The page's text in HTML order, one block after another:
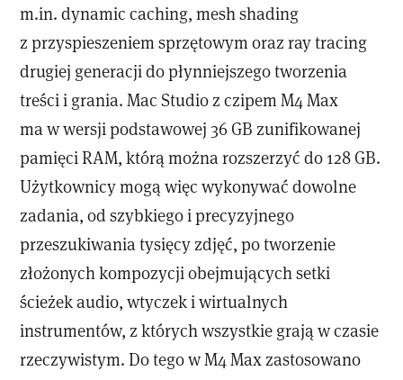
m.in. dynamic caching, mesh shading
z przyspieszeniem sprzętowym oraz ray tracing
drugiej generacji do płynniejszego tworzenia
treści i grania. Mac Studio z czipem M4 Max
ma w wersji podstawowej 36 GB zunifikowanej
pamięci RAM, którą można rozszerzyć do 128 GB.
Użytkownicy mogą więc wykonywać dowolne
zadania, od szybkiego i precyzyjnego
przeszukiwania tysięcy zdjęć, po tworzenie
złożonych kompozycji obejmujących setki
ścieżek audio, wtyczek i wirtualnych
instrumentów, z których wszystkie grają w czasie
rzeczywistym. Do tego w M4 Max zastosowano